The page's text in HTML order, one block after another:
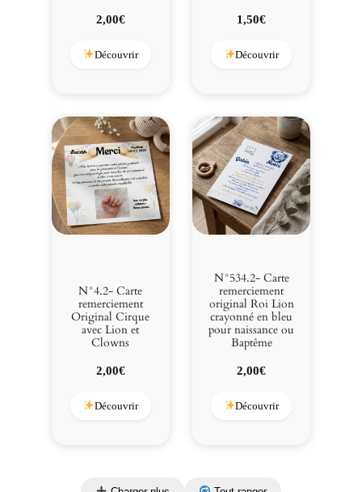
2,00€
Découvrir
1,50€
Découvrir
N°4.2- Carte
remerciement
Original Cirque
avec Lion et
Clowns
2,00€
Découvrir
N°534.2- Carte
remerciement
original Roi Lion
crayonné en bleu
pour naissance ou
Baptême
2,00€
Découvrir